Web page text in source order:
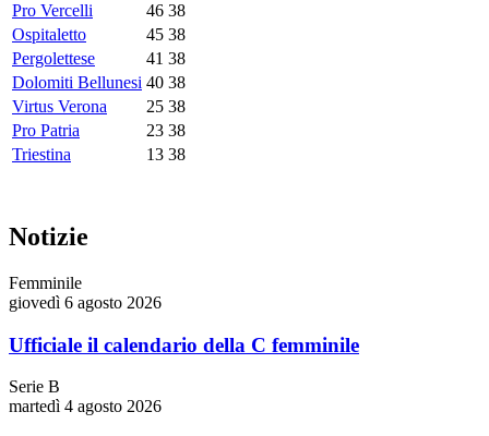
Pro Vercelli
46 38
Ospitaletto
45 38
Pergolettese
41 38
Dolomiti Bellunesi 40 38
Virtus Verona
25 38
Pro Patria
23 38
Triestina
13 38
Notizie
Femminile
giovedì 6 agosto 2026
Ufficiale il calendario della C femminile
Serie B
martedì 4 agosto 2026